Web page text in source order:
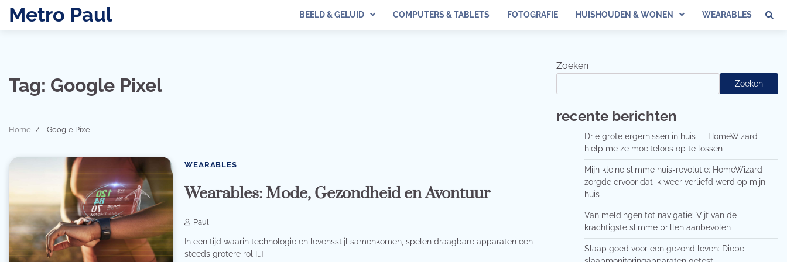
SkipMetro Paul BEELD & GELUID COMPUTERS & TABLETS FOTOGRAFIE HUISHOUDEN & WONEN WEARABLES
Tag: Google Pixel
Home Google Pixel
WEARABLES
Wearables: Mode, Gezondheid en Avontuur
Paul
In een tijd waarin technologie en levensstijl samenkomen, spelen draagbare apparaten een
steeds grotere rol […]
Zoeken
Zoeken
recente berichten
Drie grote ergernissen in huis — HomeWizard
hielp me ze moeiteloos op te lossen
Mijn kleine slimme huis-revolutie: HomeWizard
zorgde ervoor dat ik weer verliefd werd op mijn
huis
Van meldingen tot navigatie: Vijf van de
krachtigste slimme brillen aanbevolen
Slaap goed voor een gezond leven: Diepe